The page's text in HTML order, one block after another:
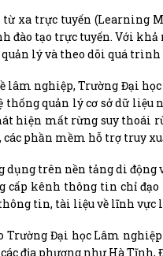
từ xa trực tuyến (Learning
tạo trực tuyến. Với khả
lý và theo dõi quá trình
lâm nghiệp, Trường Đại
thống quản lý cơ sở dữ
hiện mất rừng suy thoái
phần mềm hỗ trợ truy
trên nền tảng di động
kênh thông tin chỉ đạo
tin, tài liệu về lĩnh vực
Trường Đại học Lâm
địa phương như Hà Tĩnh,